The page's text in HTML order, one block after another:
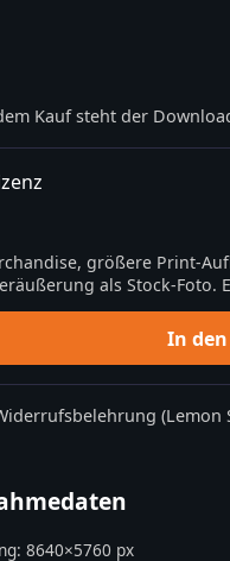
Kauf steht der
größere Print-
als Stock-Foto.
In
(Lemon
8640×5760 px